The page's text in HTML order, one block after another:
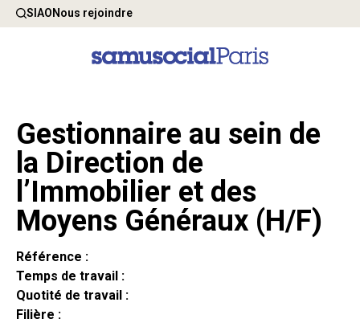
SIAONous rejoindre
Gestionnaire au sein de
la Direction de
l’Immobilier et des
Moyens Généraux (H/F)
Référence :
Temps de travail :
Quotité de travail :
Filière :